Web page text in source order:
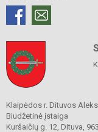
Klaipėdos r. Dituvos
Biudžetinė įstaiga
Kuršaičių g. 12, Dituva,